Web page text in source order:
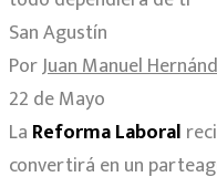
San Agustín
PorJuan Manuel
22 de Mayo
La Reforma Laboral
convertirá en un